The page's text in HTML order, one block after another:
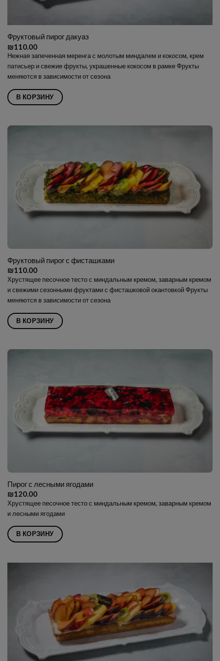
Фруктовый пирог дакуаз
₪110.00
Нежная запеченная меренга с молотым миндалем и кокосом, крем
патисьер и свежие фрукты, украшенные кокосом в рамке Фрукты
меняются в зависимости от сезона
В КОРЗИНУ
Фруктовый пирог с фисташками
₪110.00
Хрустящее песочное тесто с миндальным кремом, заварным кремом
и свежими сезонными фруктами с фисташковой окантовкой Фрукты
меняются в зависимости от сезона
В КОРЗИНУ
Пирог с лесными ягодами
₪120.00
Хрустящее песочное тесто с миндальным кремом, заварным кремом
и лесными ягодами
В КОРЗИНУ